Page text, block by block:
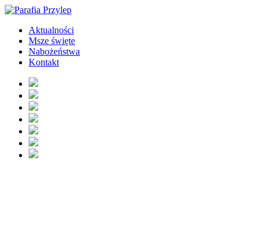
Aktualności
Msze święte
Nabożeństwa
Kontakt